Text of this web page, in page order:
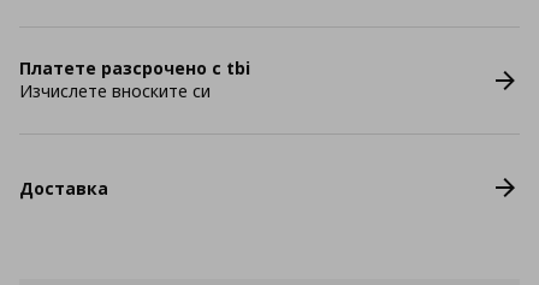
Платете разсрочено с tbi
Изчислете вноските си
Доставка